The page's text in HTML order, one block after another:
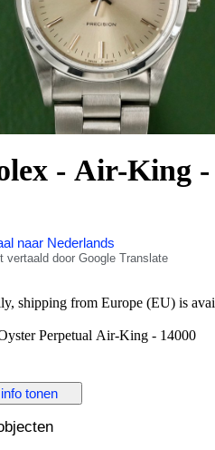
- Air-King -
naar Nederlands
vertaald door Google Translate
shipping from Europe (EU) is
Perpetual Air-King - 14000
Stainless Steel
Diameter: 34 mm
Resistant Sapphire (Crystal)
tonen